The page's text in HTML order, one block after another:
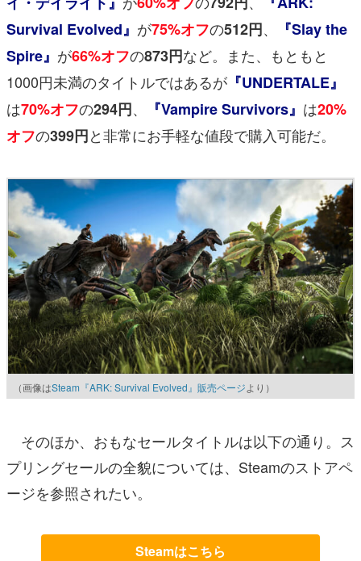
Survival Evolved』 が75%オフの512円、
『Slay the
Spire』 が66%オフの873円など。また、もともと
1000円未満のタイトルではあるが 『UNDERTALE』
は70%オフの294円、 『Vampire Survivors』 は20%
オフの399円と非常にお手軽な値段で購入可能だ。
（画像はSteam『ARK: Survival Evolved』販売ページより）
そのほか、おもなセールタイトルは以下の通り。ス
プリングセールの全貌については、Steamのストアペ
ージを参照されたい。
Steamはこちら